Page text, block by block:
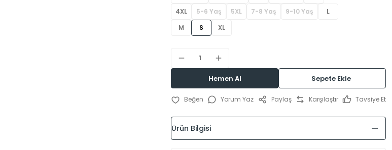
4XL
5-6 Yaş 5XL 7-8 Yaş 9-10 Yaş
L
M
S XL
Hemen Al Sepete Ekle
Yorum Yaz Paylaş Karşılaştır Tavsiye Et
Ürün Bilgisi